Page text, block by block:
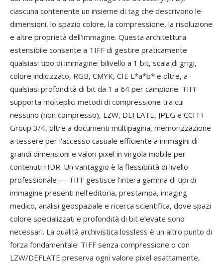
ciascuna contenente un insieme di tag che descrivono le
dimensioni, lo spazio colore, la compressione, la risoluzione
e altre proprietà dell'immagine. Questa architettura
estensibile consente a TIFF di gestire praticamente
qualsiasi tipo di immagine: bilivello a 1 bit, scala di grigi,
colore indicizzato, RGB, CMYK, CIE L*a*b* e oltre, a
qualsiasi profondità di bit da 1 a 64 per campione. TIFF
supporta molteplici metodi di compressione tra cui
nessuno (non compresso), LZW, DEFLATE, JPEG e CCITT
Group 3/4, oltre a documenti multipagina, memorizzazione
a tessere per l'accesso casuale efficiente a immagini di
grandi dimensioni e valori pixel in virgola mobile per
contenuti HDR. Un vantaggio è la flessibilità di livello
professionale — TIFF gestisce l'intera gamma di tipi di
immagine presenti nell'editoria, prestampa, imaging
medico, analisi geospaziale e ricerca scientifica, dove spazi
colore specializzati e profondità di bit elevate sono
necessari. La qualità archivistica lossless è un altro punto di
forza fondamentale: TIFF senza compressione o con
LZW/DEFLATE preserva ogni valore pixel esattamente,